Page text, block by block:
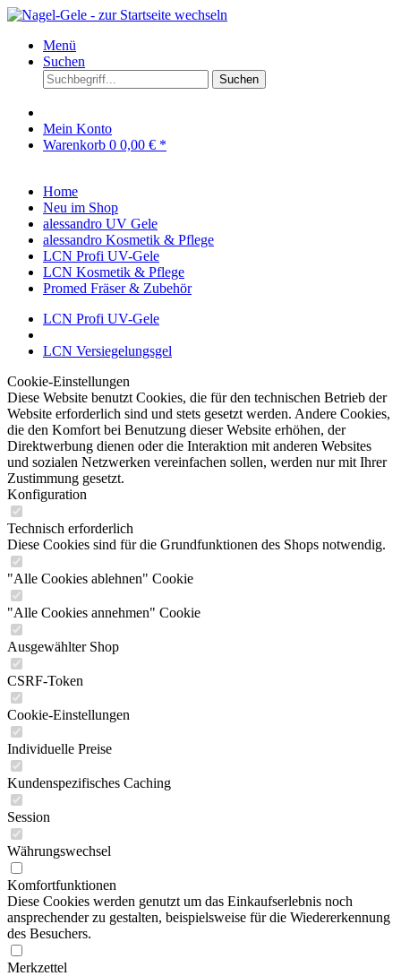
Menü
Suchen
Suchen
Mein Konto
Warenkorb 0 0,00 € *
Home
Neu im Shop
alessandro UV Gele
alessandro Kosmetik & Pflege
LCN Profi UV-Gele
LCN Kosmetik & Pflege
Promed Fräser & Zubehör
LCN Profi UV-Gele
LCN Versiegelungsgel
Cookie-Einstellungen
Diese Website benutzt Cookies, die für den technischen Betrieb der
Website erforderlich sind und stets gesetzt werden. Andere Cookies,
die den Komfort bei Benutzung dieser Website erhöhen, der
Direktwerbung dienen oder die Interaktion mit anderen Websites
und sozialen Netzwerken vereinfachen sollen, werden nur mit Ihrer
Zustimmung gesetzt.
Konfiguration
Technisch erforderlich
Diese Cookies sind für die Grundfunktionen des Shops notwendig.
"Alle Cookies ablehnen" Cookie
"Alle Cookies annehmen" Cookie
Ausgewählter Shop
CSRF-Token
Cookie-Einstellungen
Individuelle Preise
Kundenspezifisches Caching
Session
Währungswechsel
Komfortfunktionen
Diese Cookies werden genutzt um das Einkaufserlebnis noch
ansprechender zu gestalten, beispielsweise für die Wiedererkennung
des Besuchers.
Merkzettel